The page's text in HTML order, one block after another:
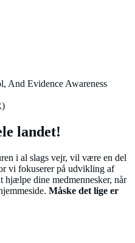
And Evidence Awareness
landet!
i al slags vejr, vil være en del
vi fokuserer på udvikling af
hjælpe dine medmennesker, når
Måske det lige er